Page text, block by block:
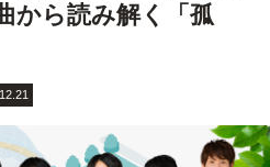
から読み解く「孤